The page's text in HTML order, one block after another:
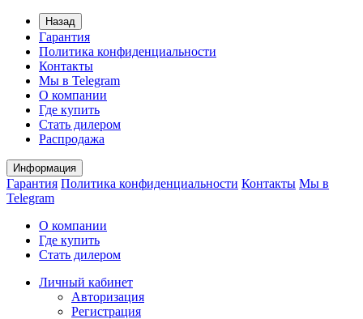
Назад
Гарантия
Политика конфиденциальности
Контакты
Мы в Telegram
О компании
Где купить
Стать дилером
Распродажа
Информация
Гарантия Политика конфиденциальности Контакты Мы в
Telegram
О компании
Где купить
Стать дилером
Личный кабинет
Авторизация
Регистрация